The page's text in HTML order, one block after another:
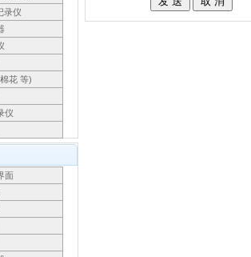
录仪
花 等)
仪
面